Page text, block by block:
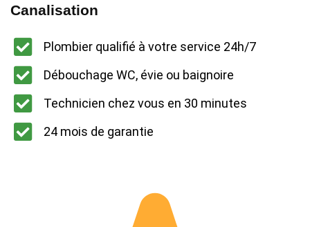
Canalisation
Plombier qualifié à votre service 24h/7
Débouchage WC, évie ou baignoire
Technicien chez vous en 30 minutes
24 mois de garantie